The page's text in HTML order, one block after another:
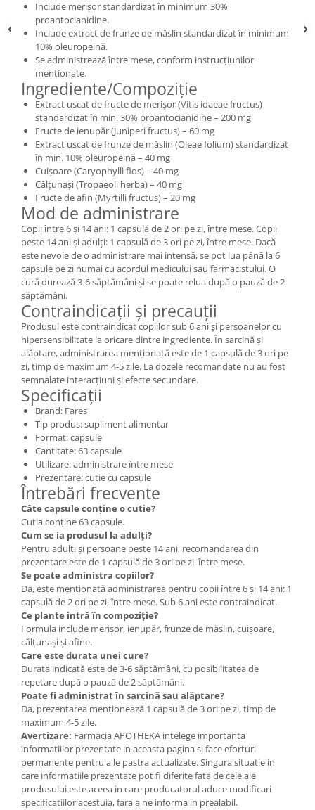
Include merișor standardizat în minimum 30%
proantocianidine.
Include extract de frunze de măslin standardizat în minimum
10% oleuropeină.
Se administrează între mese, conform instrucțiunilor
menționate.
Ingrediente/Compoziție
Extract uscat de fructe de merișor (Vitis idaeae fructus)
standardizat în min. 30% proantocianidine – 200 mg
Fructe de ienupăr (Juniperi fructus) – 60 mg
Extract uscat de frunze de măslin (Oleae folium) standardizat
în min. 10% oleuropeină – 40 mg
Cuișoare (Caryophylli flos) – 40 mg
Călțunași (Tropaeoli herba) – 40 mg
Fructe de afin (Myrtilli fructus) – 20 mg
Mod de administrare
Copii între 6 și 14 ani: 1 capsulă de 2 ori pe zi, între mese. Copii
peste 14 ani și adulți: 1 capsulă de 3 ori pe zi, între mese. Dacă
este nevoie de o administrare mai intensă, se pot lua până la 6
capsule pe zi numai cu acordul medicului sau farmacistului. O
cură durează 3-6 săptămâni și se poate relua după o pauză de 2
săptămâni.
Contraindicații și precauții
Produsul este contraindicat copiilor sub 6 ani și persoanelor cu
hipersensibilitate la oricare dintre ingrediente. În sarcină și
alăptare, administrarea menționată este de 1 capsulă de 3 ori pe
zi, timp de maximum 4-5 zile. La dozele recomandate nu au fost
semnalate interacțiuni și efecte secundare.
Specificații
Brand: Fares
Tip produs: supliment alimentar
Format: capsule
Cantitate: 63 capsule
Utilizare: administrare între mese
Prezentare: cutie cu capsule
Întrebări frecvente
Câte capsule conține o cutie?
Cutia conține 63 capsule.
Cum se ia produsul la adulți?
Pentru adulți și persoane peste 14 ani, recomandarea din
prezentare este de 1 capsulă de 3 ori pe zi, între mese.
Se poate administra copiilor?
Da, este menționată administrarea pentru copii între 6 și 14 ani: 1
capsulă de 2 ori pe zi, între mese. Sub 6 ani este contraindicat.
Ce plante intră în compoziție?
Formula include merișor, ienupăr, frunze de măslin, cuișoare,
călțunași și afine.
Care este durata unei cure?
Durata indicată este de 3-6 săptămâni, cu posibilitatea de
repetare după o pauză de 2 săptămâni.
Poate fi administrat în sarcină sau alăptare?
Da, prezentarea menționează 1 capsulă de 3 ori pe zi, timp de
maximum 4-5 zile.
Avertizare: Farmacia APOTHEKA intelege importanta
informatiilor prezentate in aceasta pagina si face eforturi
permanente pentru a le pastra actualizate. Singura situatie in
care informatiile prezentate pot fi diferite fata de cele ale
produsului este aceea in care producatorul aduce modificari
specificatiilor acestuia, fara a ne informa in prealabil.